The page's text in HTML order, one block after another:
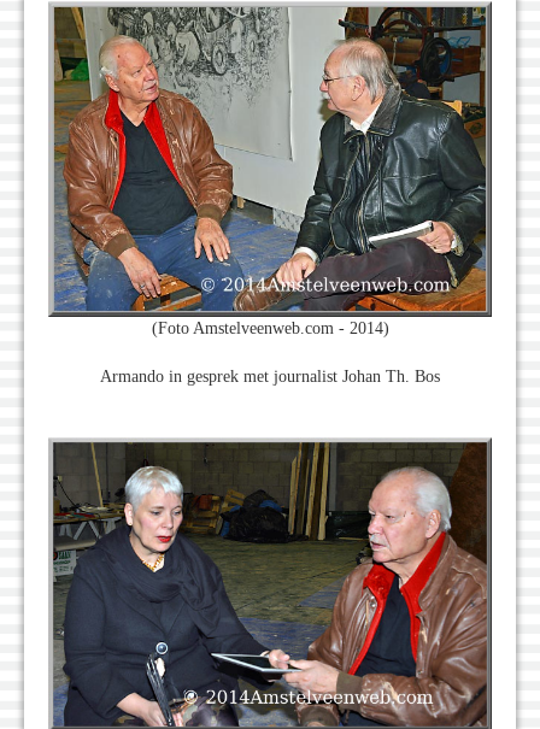
(Foto Amstelveenweb.com - 2014)
Armando in gesprek met journalist Johan Th. Bos